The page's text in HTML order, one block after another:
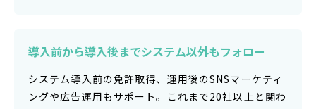
導入前から導入後までシステム以外もフォロー
システム導入前の免許取得、運用後のSNSマーケティ
ングや広告運用もサポート。これまで20社以上と関わ